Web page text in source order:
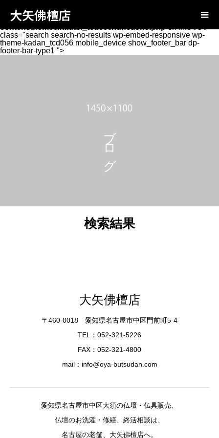
on null in /home/oyabutsudan/oya-
butsudan.com/public_html/wp-
class="search search-no-results wp-embed-responsive wp-
theme-kadan_tcd056 mobile_device show_footer_bar dp-
footer-bar-type1 ">
大矢佛檀店
ブログ
検索結果
大矢佛檀店
〒460-0018 愛知県名古屋市中区門前町5-4
TEL：052-321-5226
FAX：052-321-4800
mail：info@oya-butsudan.com
愛知県名古屋市中区大須の仏壇・仏具販売、
仏壇のお洗濯・修繕、終活相談は、
名古屋の老舗、大矢佛檀店へ。